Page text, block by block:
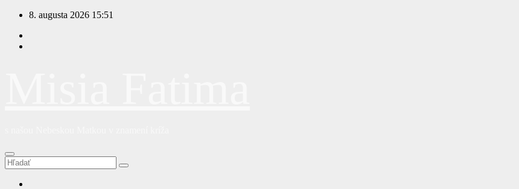
Prejsť
obsah
8. augusta 2026 15:51